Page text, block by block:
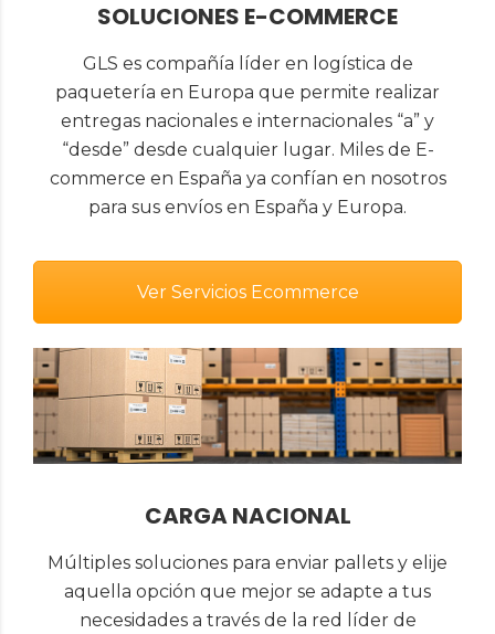
SOLUCIONES E-COMMERCE
GLS es compañía líder en logística de
paquetería en Europa que permite realizar
entregas nacionales e internacionales “a” y
“desde” desde cualquier lugar. Miles de E-
commerce en España ya confían en nosotros
para sus envíos en España y Europa.
Ver Servicios Ecommerce
CARGA NACIONAL
Múltiples soluciones para enviar pallets y elije
aquella opción que mejor se adapte a tus
necesidades a través de la red líder de